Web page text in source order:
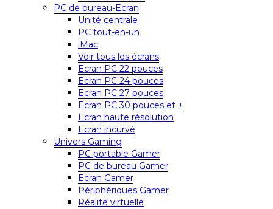
PC de bureau-Ecran
Unité centrale
PC tout-en-un
iMac
Voir tous les écrans
Ecran PC 22 pouces
Ecran PC 24 pouces
Ecran PC 27 pouces
Ecran PC 30 pouces et +
Ecran haute résolution
Ecran incurvé
Univers Gaming
PC portable Gamer
PC de bureau Gamer
Ecran Gamer
Périphériques Gamer
Réalité virtuelle